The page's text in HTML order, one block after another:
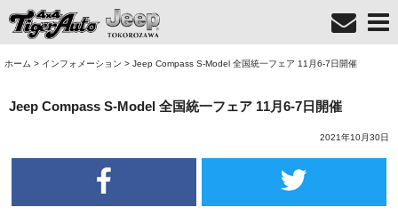
ホーム > インフォメーション > Jeep Compass S-Model 全国統一フェア 11月6-7日開催
Jeep Compass S-Model 全国統一フェア 11月6-7日開催
2021年10月30日